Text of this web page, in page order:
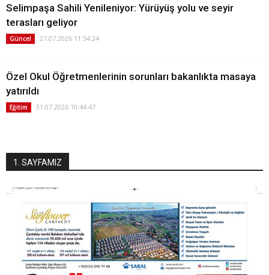
Selimpaşa Sahili Yenileniyor: Yürüyüş yolu ve seyir
terasları geliyor
Güncel 27.07.2026 11:54:24
Özel Okul Öğretmenlerinin sorunları bakanlıkta masaya
yatırıldı
Eğitim 31.07.2026 10:44:47
1. SAYFAMIZ